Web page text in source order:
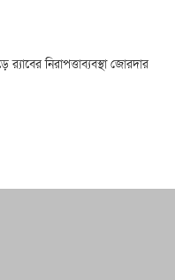
নিরাপত্তাব্যবস্থা জোরদার